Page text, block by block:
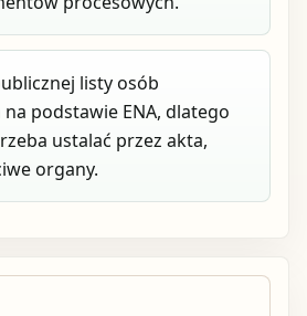
listy osób
podstawie ENA, dlatego
ustalać przez akta,
organy.